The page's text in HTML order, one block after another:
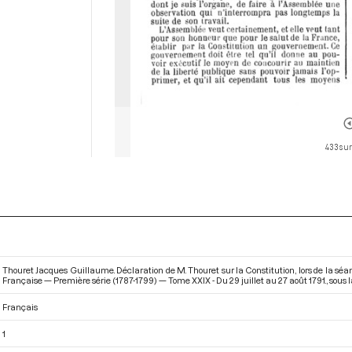
433
Thouret Jacques Guillaume. Déclaration de M. Thouret sur la Constitution, lors de la
Française — Première série (1787-1799) — Tome XXIX - Du 29 juillet au 27 août 1791. ,
Français
1